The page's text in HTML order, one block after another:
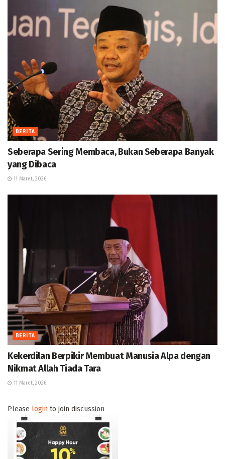
BERITA
Seberapa Sering Membaca, Bukan Seberapa Banyak
yang Dibaca
11 Maret, 2026
BERITA
Kekerdilan Berpikir Membuat Manusia Alpa dengan
Nikmat Allah Tiada Tara
11 Maret, 2026
Please login to join discussion